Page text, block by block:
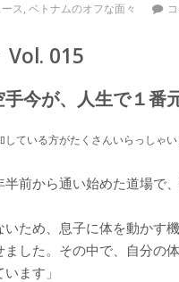
ス, ベトナムのオフな面々
015
今が、人生で１番
ている方がたくさんいらっしゃ
前から通い始めた道場で
いため、息子に体を動かす
した。その中で、自分の
ます」